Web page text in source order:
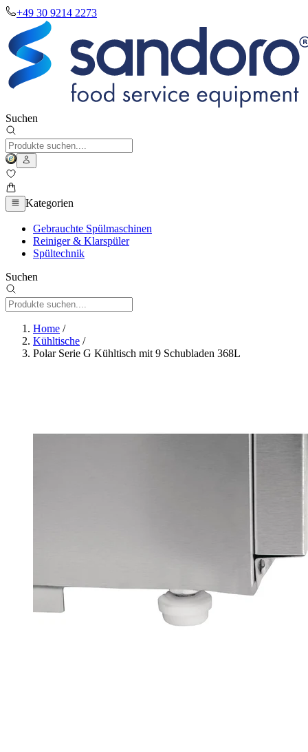
+49 30 9214 2273
Suchen
Kategorien
Gebrauchte Spülmaschinen
Reiniger & Klarspüler
Spültechnik
Suchen
Home /
Kühltische /
Polar Serie G Kühltisch mit 9 Schubladen 368L